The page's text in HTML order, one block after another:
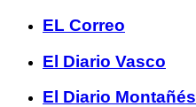
EL Correo
El Diario Vasco
El Diario Montañés